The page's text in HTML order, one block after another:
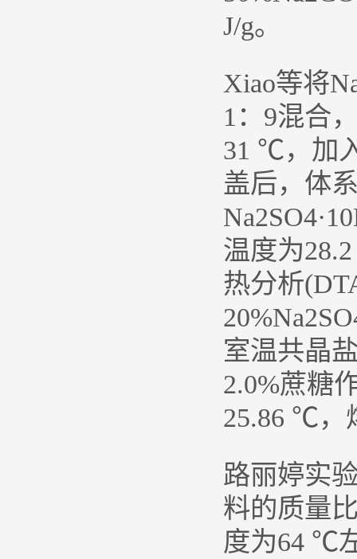
J/g。
Xiao等将
1：9混合
31 ℃，加
盖后，体
温度为
热分析
室温共晶
2.0%蔗糖
25.86 ℃，
路丽婷实
料的质量
度为64 ℃